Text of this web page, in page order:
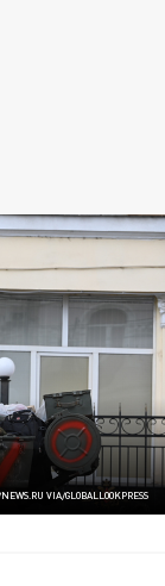
VIA/GLOBALLOOKPRESS